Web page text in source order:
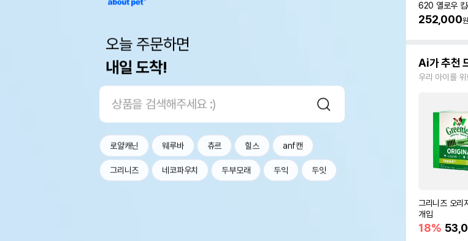
오늘 주문하면
내일 도착!
로얄캐닌 웨루바 츄르 힐스 anf캔
그리니즈 네코파우치 두부모래 두익 두잇
620 옐로우 킴
252,000원
Ai가 추천
우리 아이를
그리니즈 오리
개입
18%